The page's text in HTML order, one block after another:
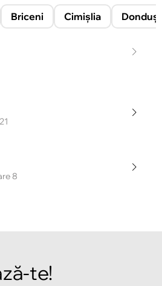
Briceni Cimișlia
8
te!